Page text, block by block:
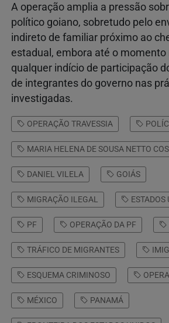
A operação amplia a pressão
político goiano, sobretudo pelo
indireto de familiar próximo ao
estadual, embora até o momento
qualquer indício de participação
de integrantes do governo nas
investigadas.
OPERAÇÃO TRAVESSIA
MARIA HELENA DE SOUSA NETTO
DANIEL VILELA GOIÁS
MIGRAÇÃO ILEGAL ESTADOS
PF OPERAÇÃO DA PF
TRÁFICO DE MIGRANTES
ESQUEMA CRIMINOSO
MÉXICO PANAMÁ